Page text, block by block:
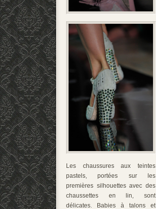
Les chaussures aux teintes
pastels, portées sur les
premières silhouettes avec des
chaussettes en lin, sont
délicates. Babies à talons et